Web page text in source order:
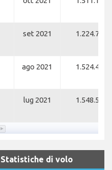
set 2021 1.224.768
ago 2021 1.524.430
lug 2021 1.548.526
di volo